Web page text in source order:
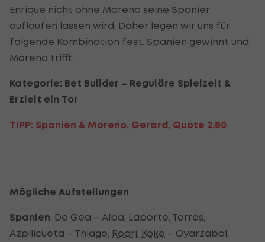
Enrique nicht ohne Moreno seine Spanier
auflaufen lassen wird. Daher legen wir uns für
folgende Kombination fest. Spanien gewinnt und
Moreno trifft.
Kategorie: Bet Builder – Reguläre Spielzeit &
Erzielt ein Tor
TIPP: Spanien & Moreno, Gerard, Quote 2,80
Mögliche Aufstellungen
Spanien: De Gea – Alba, Laporte, Torres,
Azpilicueta – Thiago, Rodri Koke – Oyarzabal,